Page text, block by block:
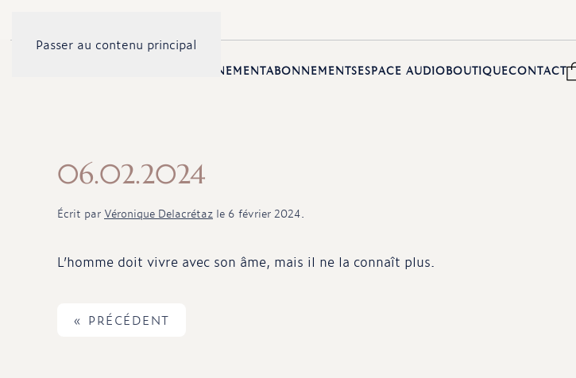
Passer au contenu principal
ENSEIGNEMENTABONNEMENTSESPACE AUDIOBOUTIQUECONTACT
06.02.2024
Écrit par Véronique Delacrétaz le 6 février 2024.
L’homme doit vivre avec son âme, mais il ne la connaît plus.
« PRÉCÉDENT